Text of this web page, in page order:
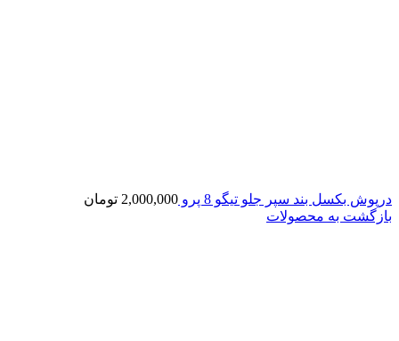
درپوش بکسل بند سپر جلو تیگو 8 پرو 2,000,000 تومان
بازگشت به محصولات